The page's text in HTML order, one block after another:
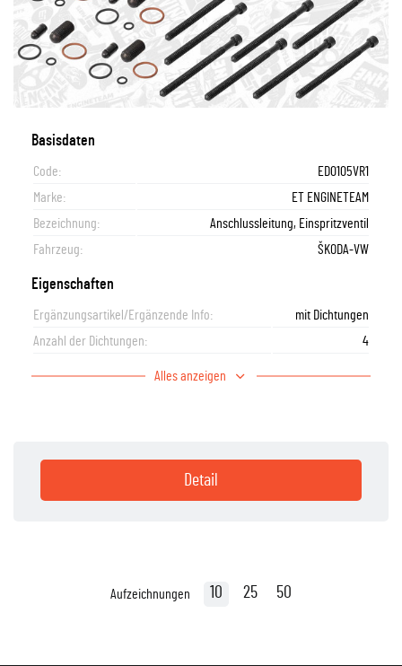
Basisdaten
Code:
ED0105VR1
Marke:
ET ENGINETEAM
Bezeichnung:
Anschlussleitung, Einspritzventil
Fahrzeug:
ŠKODA-VW
Eigenschaften
Ergänzungsartikel/Ergänzende Info:
mit Dichtungen
Anzahl der Dichtungen:
4
Alles anzeigen
Detail
Aufzeichnungen 10 25 50